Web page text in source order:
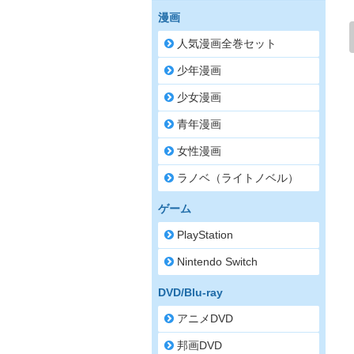
漫画
人気漫画全巻セット
少年漫画
少女漫画
青年漫画
女性漫画
ラノベ（ライトノベル）
ゲーム
PlayStation
Nintendo Switch
DVD/Blu-ray
アニメDVD
邦画DVD